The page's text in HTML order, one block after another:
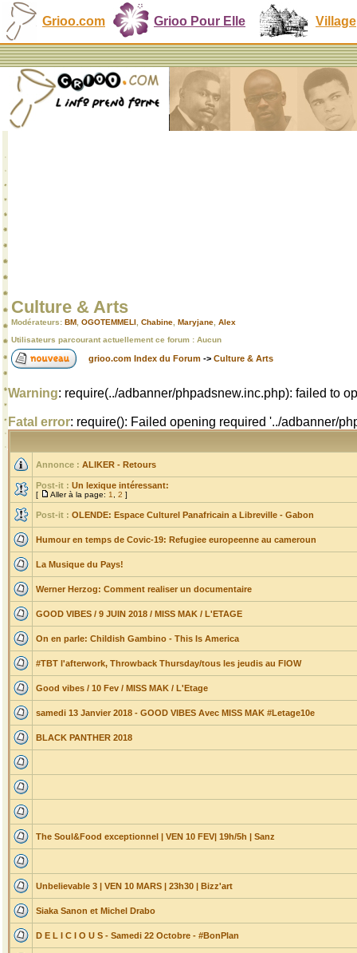
Grioo.com Grioo Pour Elle Village
Culture & Arts
Modérateurs: BM OGOTEMMELI Chabine Maryjane Alex
Utilisateurs parcourant actuellement ce forum : Aucun
grioo.com Index du Forum -> Culture & Arts
Warning: require(../adbanner/phpadsnew.inc.php): failed to
Fatal error: require(): Failed opening required '../adbanner/
Annonce : ALIKER - Retours
Post-it : Un lexique intéressant:
[ Aller à la page: 1 2 ]
Post-it : OLENDE: Espace Culturel Panafricain a Libreville - Gabon
Humour en temps de Covic-19: Refugiee europeenne au cameroun
La Musique du Pays!
Werner Herzog: Comment realiser un documentaire
GOOD VIBES / 9 JUIN 2018 / MISS MAK / L'ETAGE
On en parle: Childish Gambino - This Is America
#TBT l'afterwork, Throwback Thursday/tous les jeudis au FlOW
Good vibes / 10 Fev / MISS MAK / L'Etage
samedi 13 Janvier 2018 - GOOD VIBES Avec MISS MAK #Letage10e
BLACK PANTHER 2018
The Soul&Food exceptionnel | VEN 10 FEV| 19h/5h | Sanz
Unbelievable 3 | VEN 10 MARS | 23h30 | Bizz'art
Siaka Sanon et Michel Drabo
D E L I C I O U S - Samedi 22 Octobre - #BonPlan